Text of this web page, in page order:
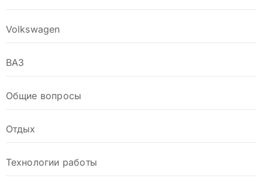
Volkswagen
ВАЗ
Общие вопросы
Отдых
Технологии работы